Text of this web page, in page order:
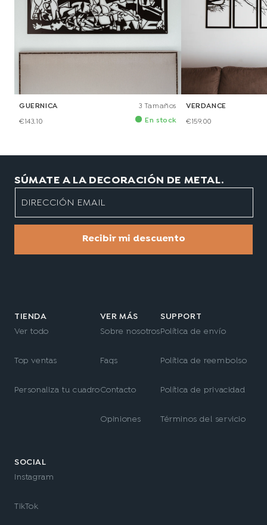
GUERNICA
€143.10
3 Tamaños
En stock
VERDANCE
€159.00
SÚMATE A LA DECORACIÓN DE METAL.
DIRECCIÓN EMAIL
Recibir mi descuento
TIENDA
Ver todo
Top ventas
Personaliza tu cuadro
VER MÁS
Sobre nosotros
Faqs
Contacto
Opiniones
SUPPORT
Política de envío
Política de reembolso
Política de privacidad
Términos del servicio
SOCIAL
Instagram
TikTok